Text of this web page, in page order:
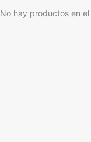
No hay productos en